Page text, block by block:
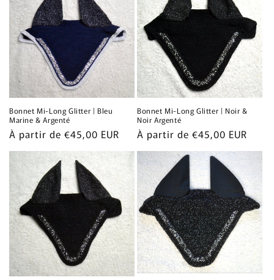
Bonnet Mi-Long Glitter | Bleu
Marine & Argenté
Prix
habituel
À partir de €45,00 EUR
Bonnet Mi-Long Glitter | Noir &
Noir Argenté
Prix
habituel
À partir de €45,00 EUR